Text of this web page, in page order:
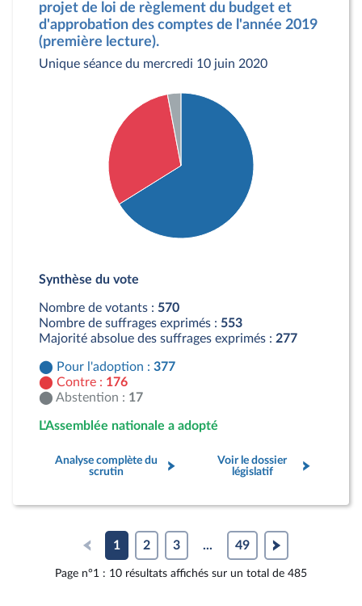
projet de loi de règlement du budget et
d'approbation des comptes de l'année 2019
(première lecture).
Unique séance du mercredi 10 juin 2020
Contre : 176 députés
Synthèse du vote
Nombre de votants : 570
Nombre de suffrages exprimés : 553
Majorité absolue des suffrages exprimés : 277
Pour l'adoption : 377
Contre : 176
Abstention : 17
L'Assemblée nationale a adopté
Analyse complète du
scrutin
Voir le dossier
législatif
1 2 3 ... 49
Page n°1 : 10 résultats affichés sur un total de 485